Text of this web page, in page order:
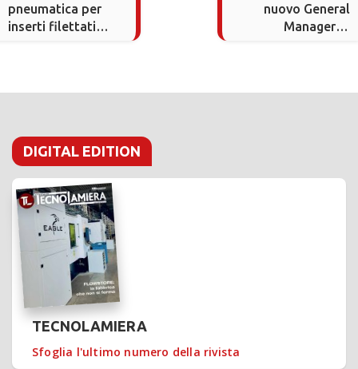
pneumatica per
inserti filettati
nuovo General
Manager di
DIGITAL EDITION
TECNOLAMIERA
Sfoglia l'ultimo numero della rivista